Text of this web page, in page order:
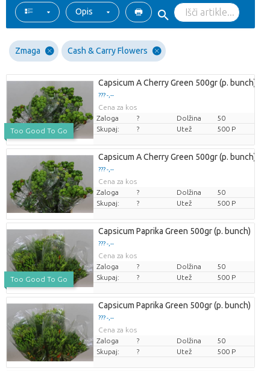
Opis
Zmaga Cash & Carry Flowers
Too Good To Go
Capsicum A Cherry Green 500gr (p. bunch)
??? -,--
Cena za kos
Zaloga
? Dolžina
50
Skupaj:
? Utež 500 P
Capsicum A Cherry Green 500gr (p. bunch)
??? -,--
Cena za kos
Zaloga
? Dolžina
50
Skupaj:
? Utež 500 P
Too Good To Go
Capsicum Paprika Green 500gr (p. bunch)
??? -,--
Cena za kos
Zaloga
? Dolžina
50
Skupaj:
? Utež 500 P
Capsicum Paprika Green 500gr (p. bunch)
??? -,--
Cena za kos
Zaloga
? Dolžina
50
Skupaj:
? Utež 500 P